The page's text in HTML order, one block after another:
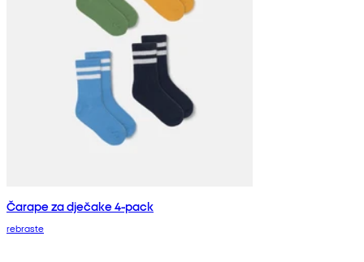
Čarape za dječake 4-pack
rebraste